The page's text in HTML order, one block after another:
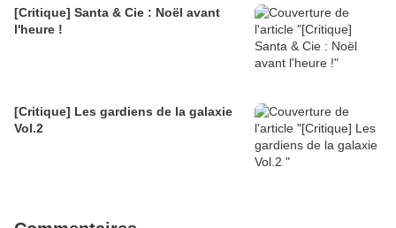
[Critique] Santa & Cie : Noël avant
l'heure !
[Critique] Les gardiens de la galaxie
Vol.2